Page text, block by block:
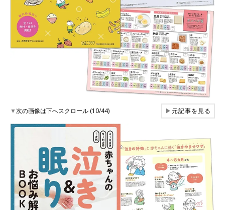
▼次の画像は下へスクロール (10/44) ▶元記事を見る